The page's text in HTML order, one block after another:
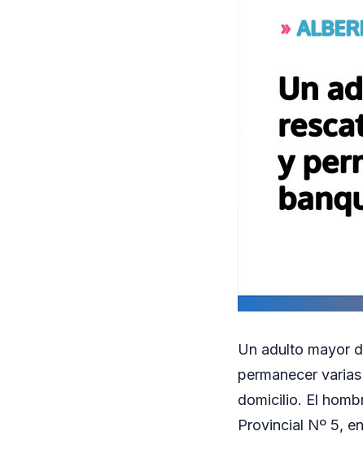
Un adulto mayor
permanecer
domicilio. El
Provincial Nº 5,